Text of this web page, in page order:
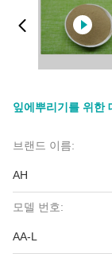
잎에뿌리기를 위한
브랜드 이름:
AH
모델 번호:
AA-L